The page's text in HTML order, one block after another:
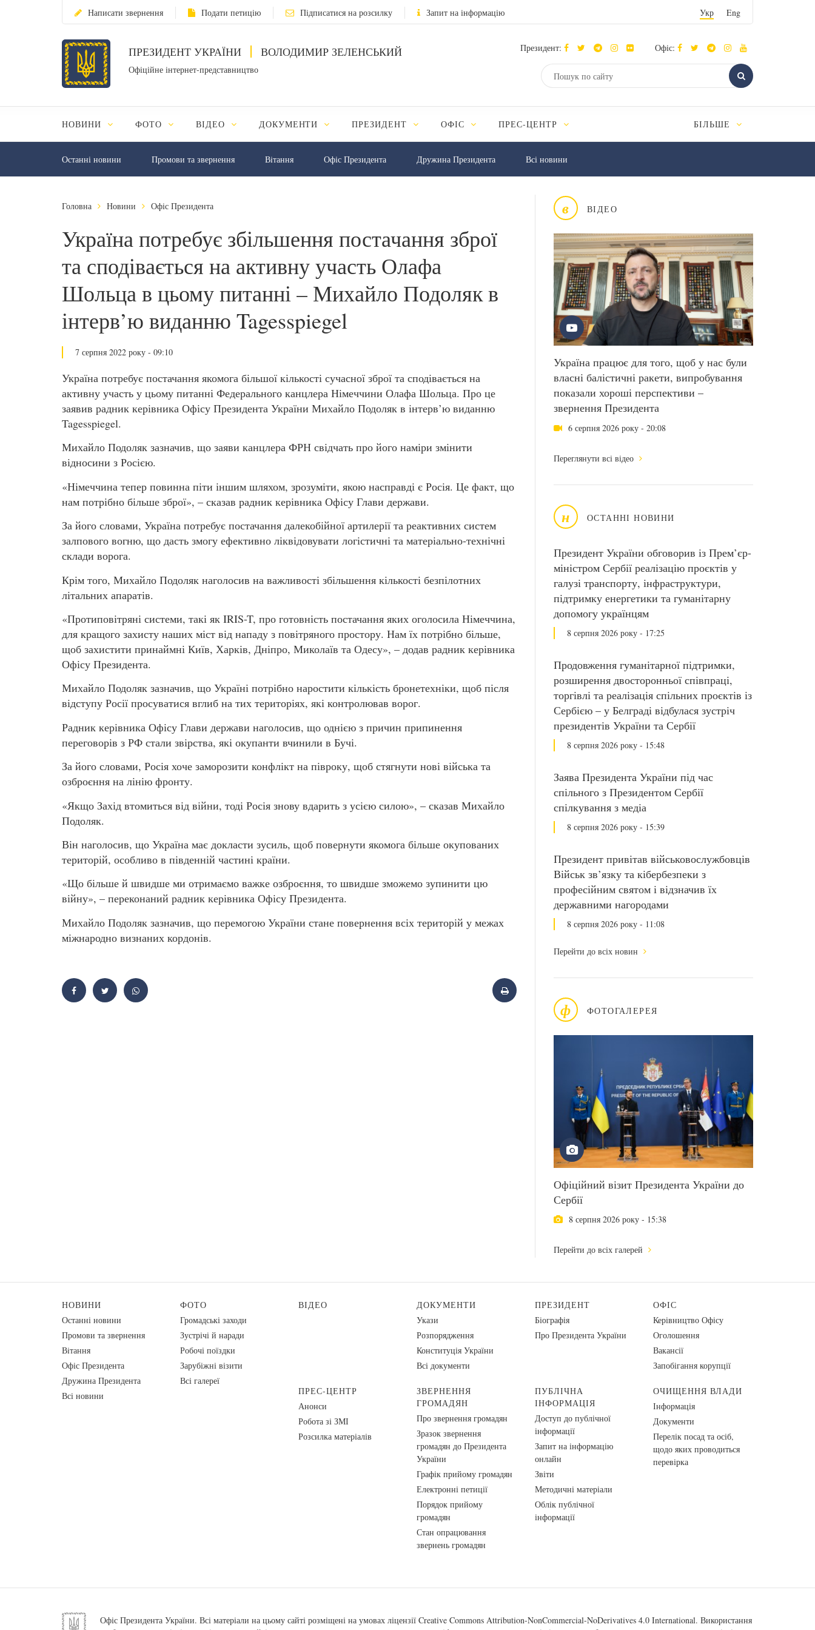
Написати звернення Подати петицію Підписатися на розсилку Запит на інформацію Укр Eng
ПРЕЗИДЕНТ УКРАЇНИ ВОЛОДИМИР ЗЕЛЕНСЬКИЙ
Офіційне інтернет-представництво
Президент: Офіс:
НОВИНИ ФОТО ВІДЕО ДОКУМЕНТИ ПРЕЗИДЕНТ ОФІС ПРЕС-ЦЕНТР БІЛЬШЕ
Останні новини Промови та звернення Вiтання Офіс Президента Дружина Президента Всі новини
в ВІДЕО
Україна працює для того, щоб у нас були
власні балістичні ракети, випробування
показали хороші перспективи –
звернення Президента
6 серпня 2026 року - 20:08
Переглянути всі відео
н ОСТАННІ НОВИНИ
Президент України обговорив із Прем’єр-
міністром Сербії реалізацію проєктів у
галузі транспорту, інфраструктури,
підтримку енергетики та гуманітарну
допомогу українцям
8 серпня 2026 року - 17:25
Продовження гуманітарної підтримки,
розширення двосторонньої співпраці,
торгівлі та реалізація спільних проєктів із
Сербією – у Белграді відбулася зустріч
президентів України та Сербії
8 серпня 2026 року - 15:48
Заява Президента України під час
спільного з Президентом Сербії
спілкування з медіа
8 серпня 2026 року - 15:39
Президент привітав військовослужбовців
Військ зв’язку та кібербезпеки з
професійним святом і відзначив їх
державними нагородами
8 серпня 2026 року - 11:08
Перейти до всіх новин
ф ФОТОГАЛЕРЕЯ
Офіційний візит Президента України до
Сербії
8 серпня 2026 року - 15:38
Перейти до всіх галерей
Головна Новини Офіс Президента
Україна потребує збільшення постачання зброї
та сподівається на активну участь Олафа
Шольца в цьому питанні – Михайло Подоляк в
інтерв’ю виданню Tagesspiegel
7 серпня 2022 року - 09:10
Україна потребує постачання якомога більшої кількості сучасної зброї та сподівається на
активну участь у цьому питанні Федерального канцлера Німеччини Олафа Шольца. Про це
заявив радник керівника Офісу Президента України Михайло Подоляк в інтерв’ю виданню
Tagesspiegel.
Михайло Подоляк зазначив, що заяви канцлера ФРН свідчать про його наміри змінити
відносини з Росією.
«Німеччина тепер повинна піти іншим шляхом, зрозуміти, якою насправді є Росія. Це факт, що
нам потрібно більше зброї», – сказав радник керівника Офісу Глави держави.
За його словами, Україна потребує постачання далекобійної артилерії та реактивних систем
залпового вогню, що дасть змогу ефективно ліквідовувати логістичні та матеріально-технічні
склади ворога.
Крім того, Михайло Подоляк наголосив на важливості збільшення кількості безпілотних
літальних апаратів.
«Протиповітряні системи, такі як IRIS-T, про готовність постачання яких оголосила Німеччина,
для кращого захисту наших міст від нападу з повітряного простору. Нам їх потрібно більше,
щоб захистити принаймні Київ, Харків, Дніпро, Миколаїв та Одесу», – додав радник керівника
Офісу Президента.
Михайло Подоляк зазначив, що Україні потрібно наростити кількість бронетехніки, щоб після
відступу Росії просуватися вглиб на тих територіях, які контролював ворог.
Радник керівника Офісу Глави держави наголосив, що однією з причин припинення
переговорів з РФ стали звірства, які окупанти вчинили в Бучі.
За його словами, Росія хоче заморозити конфлікт на півроку, щоб стягнути нові війська та
озброєння на лінію фронту.
«Якщо Захід втомиться від війни, тоді Росія знову вдарить з усією силою», – сказав Михайло
Подоляк.
Він наголосив, що Україна має докласти зусиль, щоб повернути якомога більше окупованих
територій, особливо в південній частині країни.
«Що більше й швидше ми отримаємо важке озброєння, то швидше зможемо зупинити цю
війну», – переконаний радник керівника Офісу Президента.
Михайло Подоляк зазначив, що перемогою України стане повернення всіх територій у межах
міжнародно визнаних кордонів.
НОВИНИ
Останні новини
Промови та звернення
Вiтання
Офіс Президента
Дружина Президента
Всі новини
ФОТО
Громадські заходи
Зустрічі й наради
Робочі поїздки
Зарубіжні візити
Всі галереї
ВІДЕО
ДОКУМЕНТИ
Укази
Розпорядження
Конституція України
Всі документи
ПРЕЗИДЕНТ
Біографія
Про Президента України
ОФІС
Керівництво Офісу
Оголошення
Вакансії
Запобігання корупції
ПРЕС-ЦЕНТР
Анонси
Робота зі ЗМІ
Розсилка матеріалів
ЗВЕРНЕННЯ
ГРОМАДЯН
Про звернення громадян
Зразок звернення
громадян до Президента
України
Графік прийому громадян
Електронні петиції
Порядок прийому
громадян
Стан опрацювання
звернень громадян
ПУБЛІЧНА
ІНФОРМАЦІЯ
Доступ до публічної
інформації
Запит на інформацію
онлайн
Звіти
Методичні матеріали
Облік публічної
інформації
ОЧИЩЕННЯ ВЛАДИ
Інформація
Документи
Перелік посад та осіб,
щодо яких проводиться
перевірка
Офіс Президента України. Всі матеріали на цьому сайті розміщені на умовах ліцензії Creative Commons Attribution-NonCommercial-NoDerivatives 4.0 International. Використання